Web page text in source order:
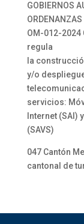
GOBIERNOS
OM-012-2024
regula
la
y/o
servicios:
Internet (SAI)
(SAVS)
047 Cantón
cantonal de